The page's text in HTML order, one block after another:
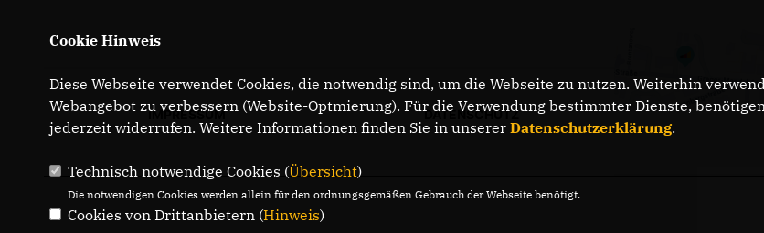
IMPRESSUM DATENSCHUTZ
Cookie Hinweis
Diese Webseite verwendet Cookies, die notwendig sind, um die Webseite zu nutzen. Weiterhin
Webangebot zu verbessern (Website-Optmierung). Für die Verwendung bestimmter Dienste,
jederzeit widerrufen. Weitere Informationen finden Sie in unserer Datenschutzerklärung.
Technisch notwendige Cookies (Übersicht)
Die notwendigen Cookies werden allein für den ordnungsgemäßen Gebrauch der Webseite benötigt.
Cookies von Drittanbietern (Hinweis)